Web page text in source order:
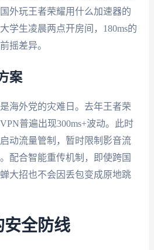
外玩王者荣耀用什么加速器的
学生凌晨两点开房间，180ms的
摇差异。
案
海外党的灾难日。去年王者荣
普遍出现300ms+波动。此时
动流量管制，暂时限制影音流
配合智能重传机制，即使跨国
大招也不会因丢包变成原地跳
安全防线